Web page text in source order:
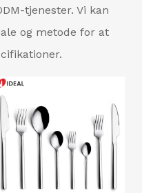
tjenester. Vi kan
og metode for at